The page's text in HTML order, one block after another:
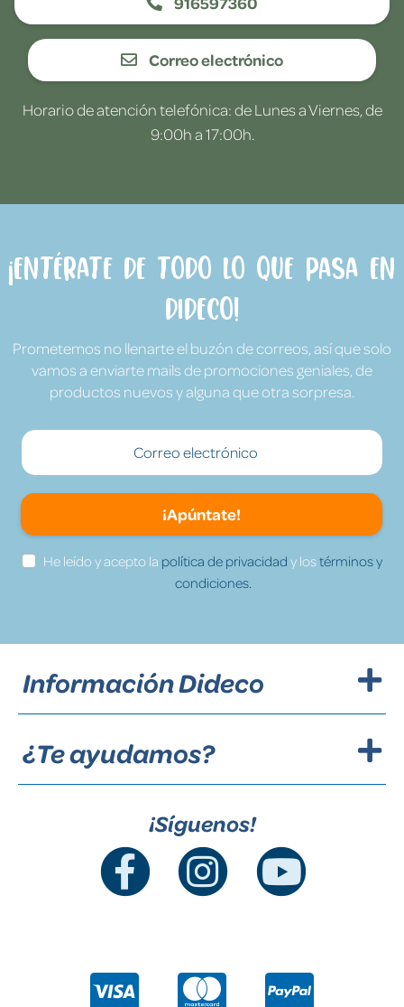
Correo electrónico
Horario de atención telefónica: de Lunes a Viernes, de
9:00h a 17:00h.
¡Entérate de todo lo que pasa en
Dideco!
Prometemos no llenarte el buzón de correos, así que solo
vamos a enviarte mails de promociones geniales, de
productos nuevos y alguna que otra sorpresa.
¡Apúntate!
He leído y acepto la política de privacidad y lostérminos y
condiciones.
Información Dideco
¿Te ayudamos?
¡Síguenos!